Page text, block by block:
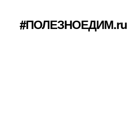
#ПОЛЕЗНОЕДИМ.ru